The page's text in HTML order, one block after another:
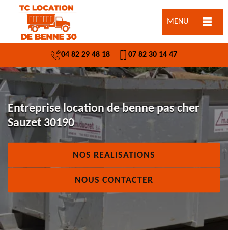
MENU
04 82 29 48 18 07 82 30 14 47
Entreprise location de benne pas cher
Sauzet 30190
NOS REALISATIONS
NOUS CONTACTER